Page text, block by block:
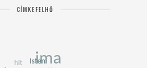
CÍMKEFELHŐ